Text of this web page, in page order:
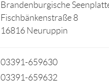
Brandenburgische
Fischbänkenstraße 8
16816 Neuruppin
03391-659630
03391-659632